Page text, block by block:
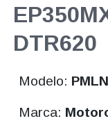
DTR620
Modelo:
Marca: